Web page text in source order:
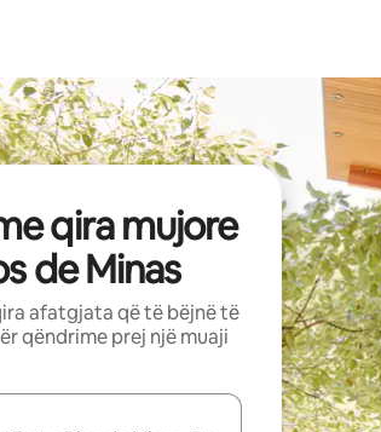
qira mujore
de Minas
afatgjata që të bëjnë të
qëndrime prej një muaji